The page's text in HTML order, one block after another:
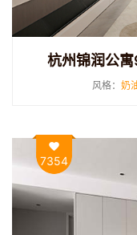
杭州锦润公
风格： 奶
7354